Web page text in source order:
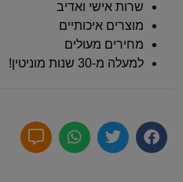
שרות אישי ואדיב
מוצרים איכותיים
מחירים מעולים
למעלה מ-30 שנות מוניטין!